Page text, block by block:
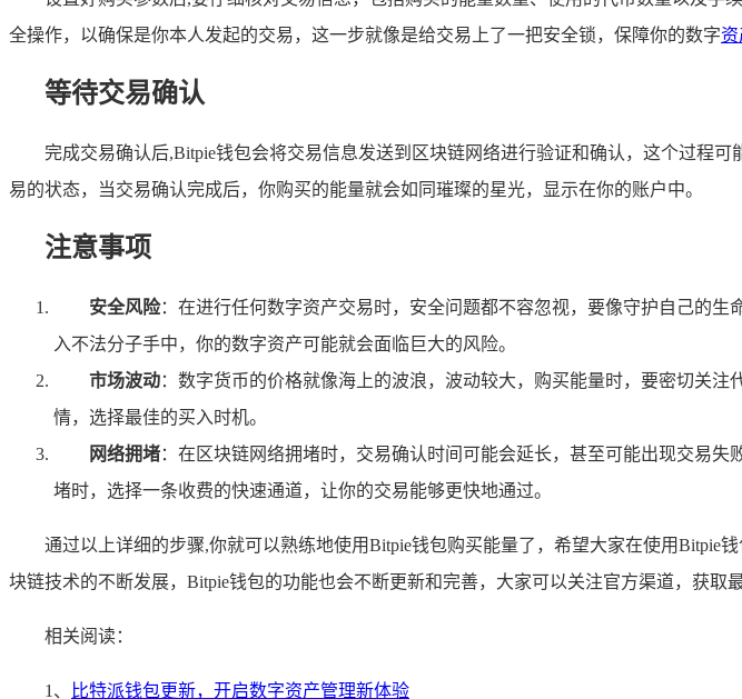
全操作，以确保是你本人发起的交易，这一步就像是给交易上了一把安全锁，保障你的数字
等待交易确认
完成交易确认后,Bitpie钱包会将交易信息发送到区块链网络进行验证和确认，这个过程
易的状态，当交易确认完成后，你购买的能量就会如同璀璨的星光，显示在你的账户中。
注意事项
安全风险：在进行任何数字资产交易时，安全问题都不容忽视，要像守护自己的
入不法分子手中，你的数字资产可能就会面临巨大的风险。
市场波动：数字货币的价格就像海上的波浪，波动较大，购买能量时，要密切关
情，选择最佳的买入时机。
网络拥堵：在区块链网络拥堵时，交易确认时间可能会延长，甚至可能出现交易
堵时，选择一条收费的快速通道，让你的交易能够更快地通过。
通过以上详细的步骤,你就可以熟练地使用Bitpie钱包购买能量了，希望大家在使用Bitpie
块链技术的不断发展，Bitpie钱包的功能也会不断更新和完善，大家可以关注官方渠道，获取
相关阅读：
1、 比特派钱包更新，开启数字资产管理新体验